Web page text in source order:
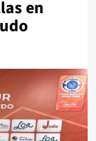
en